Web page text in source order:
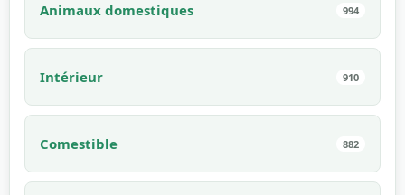
Animaux domestiques 994
Intérieur 910
Comestible 882